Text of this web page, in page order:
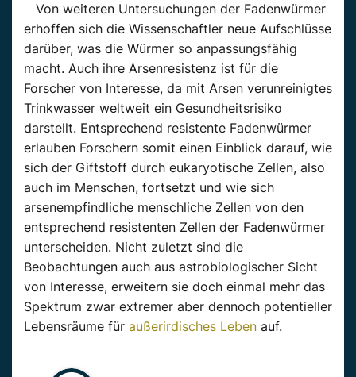
Von weiteren Untersuchungen der Fadenwürmer
erhoffen sich die Wissenschaftler neue Aufschlüsse
darüber, was die Würmer so anpassungsfähig
macht. Auch ihre Arsenresistenz ist für die
Forscher von Interesse, da mit Arsen verunreinigtes
Trinkwasser weltweit ein Gesundheitsrisiko
darstellt. Entsprechend resistente Fadenwürmer
erlauben Forschern somit einen Einblick darauf, wie
sich der Giftstoff durch eukaryotische Zellen, also
auch im Menschen, fortsetzt und wie sich
arsenempfindliche menschliche Zellen von den
entsprechend resistenten Zellen der Fadenwürmer
unterscheiden. Nicht zuletzt sind die
Beobachtungen auch aus astrobiologischer Sicht
von Interesse, erweitern sie doch einmal mehr das
Spektrum zwar extremer aber dennoch potentieller
Lebensräume für außerirdisches Leben auf.